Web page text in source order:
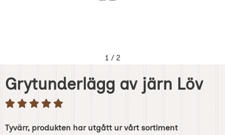
1 / 2
Grytunderlägg av järn Löv
Tyvärr, produkten har utgått ur vårt sortiment